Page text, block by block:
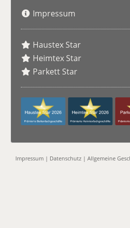
Impressum
Haustex Star
Heimtex Star
Parkett Star
Impressum | Datenschutz |Allgemeine